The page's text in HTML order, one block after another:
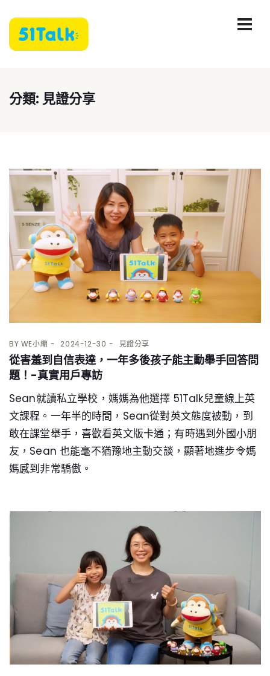
分類:見證分享
BY WE小編 2024-12-30 見證分享
從害羞到自信表達，一年多後孩子能主動舉手回答問
題！-真實用戶專訪
Sean就讀私立學校，媽媽為他選擇 51Talk兒童線上英
文課程。一年半的時間，Sean從對英文態度被動，到
敢在課堂舉手，喜歡看英文版卡通；有時遇到外國小朋
友，Sean 也能毫不猶豫地主動交談，顯著地進步令媽
媽感到非常驕傲。